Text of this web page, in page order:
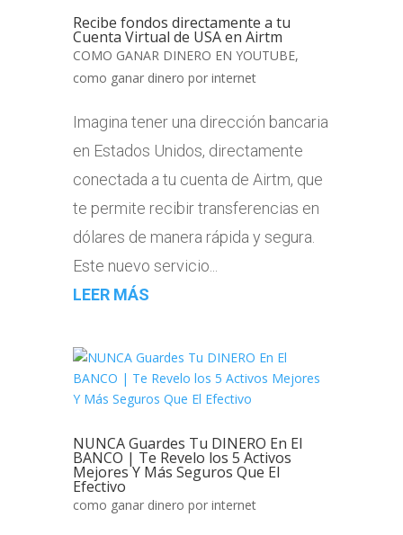
Recibe fondos directamente a tu
Cuenta Virtual de USA en Airtm
COMO GANAR DINERO EN YOUTUBE,
como ganar dinero por internet
Imagina tener una dirección bancaria
en Estados Unidos, directamente
conectada a tu cuenta de Airtm, que
te permite recibir transferencias en
dólares de manera rápida y segura.
Este nuevo servicio...
LEER MÁS
NUNCA Guardes Tu DINERO En El
BANCO | Te Revelo los 5 Activos
Mejores Y Más Seguros Que El
Efectivo
como ganar dinero por internet